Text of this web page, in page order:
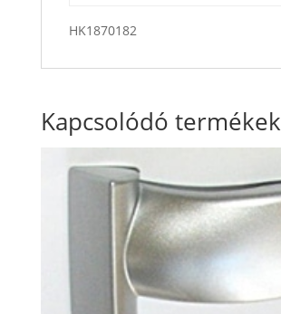
HK1870182
Kapcsolódó termékek